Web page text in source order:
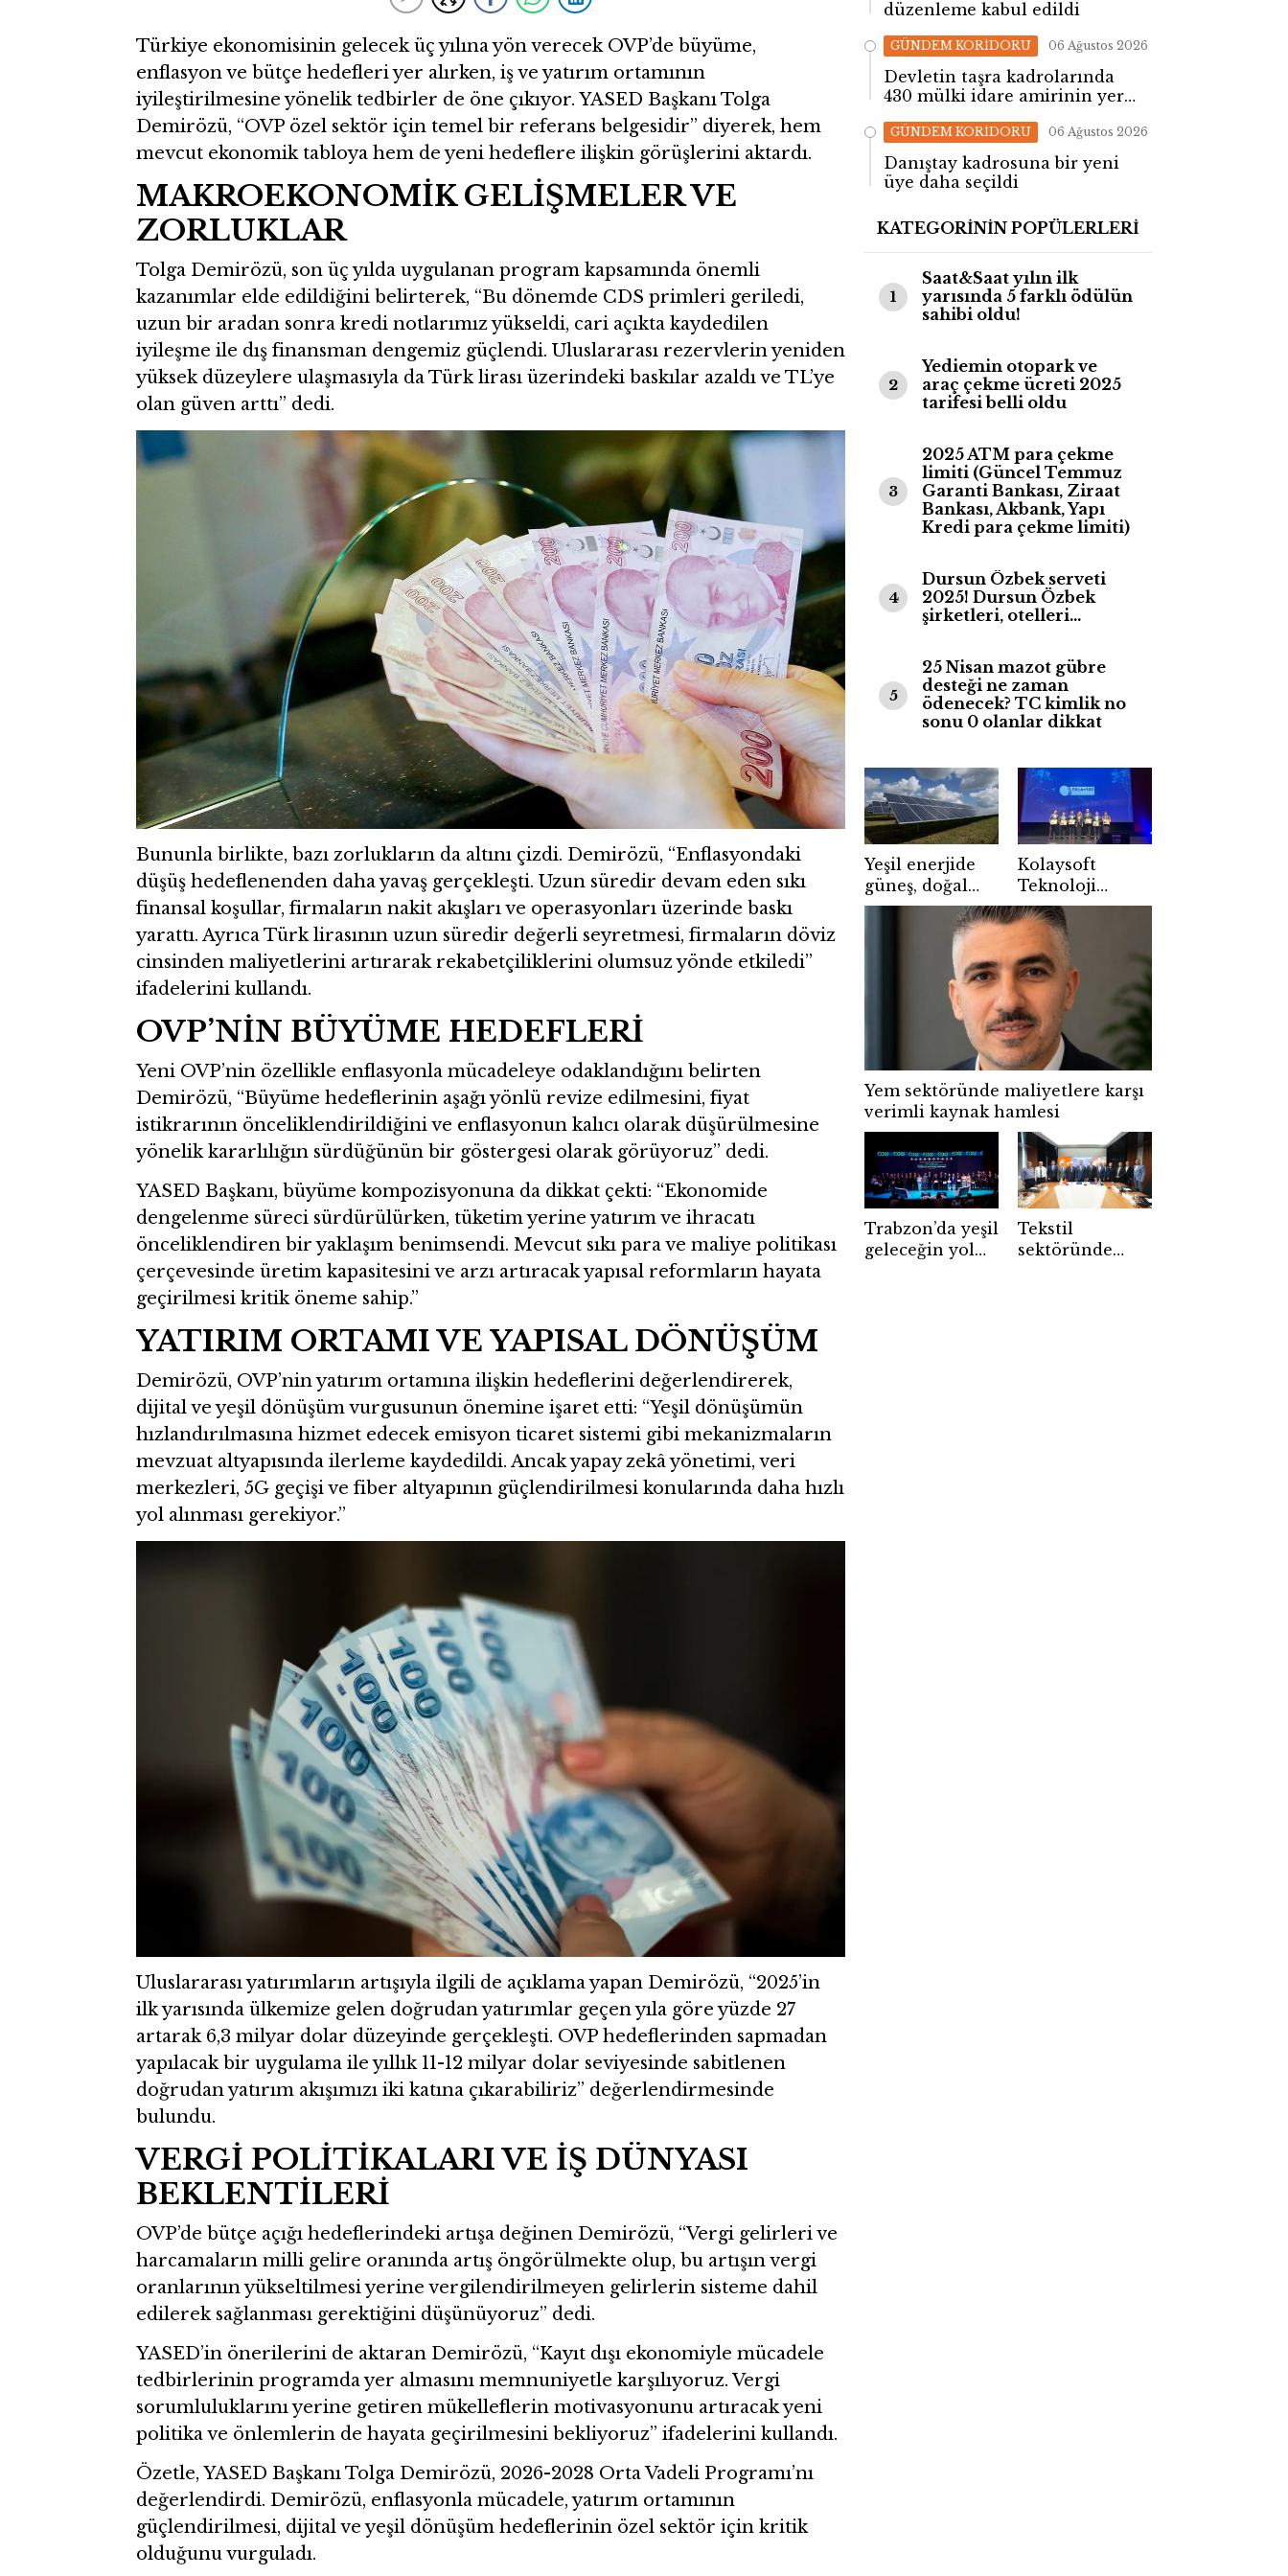
Türkiye ekonomisinin gelecek üç yılına yön verecek OVP’de büyüme,
enflasyon ve bütçe hedefleri yer alırken, iş ve yatırım ortamının
iyileştirilmesine yönelik tedbirler de öne çıkıyor. YASED Başkanı Tolga
Demirözü, “OVP özel sektör için temel bir referans belgesidir” diyerek, hem
mevcut ekonomik tabloya hem de yeni hedeflere ilişkin görüşlerini aktardı.
MAKROEKONOMİK GELİŞMELER VE
ZORLUKLAR
Tolga Demirözü, son üç yılda uygulanan program kapsamında önemli
kazanımlar elde edildiğini belirterek, “Bu dönemde CDS primleri geriledi,
uzun bir aradan sonra kredi notlarımız yükseldi, cari açıkta kaydedilen
iyileşme ile dış finansman dengemiz güçlendi. Uluslararası rezervlerin yeniden
yüksek düzeylere ulaşmasıyla da Türk lirası üzerindeki baskılar azaldı ve TL’ye
olan güven arttı” dedi.
Bununla birlikte, bazı zorlukların da altını çizdi. Demirözü, “Enflasyondaki
düşüş hedeflenenden daha yavaş gerçekleşti. Uzun süredir devam eden sıkı
finansal koşullar, firmaların nakit akışları ve operasyonları üzerinde baskı
yarattı. Ayrıca Türk lirasının uzun süredir değerli seyretmesi, firmaların döviz
cinsinden maliyetlerini artırarak rekabetçiliklerini olumsuz yönde etkiledi”
ifadelerini kullandı.
OVP’NİN BÜYÜME HEDEFLERİ
Yeni OVP’nin özellikle enflasyonla mücadeleye odaklandığını belirten
Demirözü, “Büyüme hedeflerinin aşağı yönlü revize edilmesini, fiyat
istikrarının önceliklendirildiğini ve enflasyonun kalıcı olarak düşürülmesine
yönelik kararlılığın sürdüğünün bir göstergesi olarak görüyoruz” dedi.
YASED Başkanı, büyüme kompozisyonuna da dikkat çekti: “Ekonomide
dengelenme süreci sürdürülürken, tüketim yerine yatırım ve ihracatı
önceliklendiren bir yaklaşım benimsendi. Mevcut sıkı para ve maliye politikası
çerçevesinde üretim kapasitesini ve arzı artıracak yapısal reformların hayata
geçirilmesi kritik öneme sahip.”
YATIRIM ORTAMI VE YAPISAL DÖNÜŞÜM
Demirözü, OVP’nin yatırım ortamına ilişkin hedeflerini değerlendirerek,
dijital ve yeşil dönüşüm vurgusunun önemine işaret etti: “Yeşil dönüşümün
hızlandırılmasına hizmet edecek emisyon ticaret sistemi gibi mekanizmaların
mevzuat altyapısında ilerleme kaydedildi. Ancak yapay zekâ yönetimi, veri
merkezleri, 5G geçişi ve fiber altyapının güçlendirilmesi konularında daha hızlı
yol alınması gerekiyor.”
Uluslararası yatırımların artışıyla ilgili de açıklama yapan Demirözü, “2025’in
ilk yarısında ülkemize gelen doğrudan yatırımlar geçen yıla göre yüzde 27
artarak 6,3 milyar dolar düzeyinde gerçekleşti. OVP hedeflerinden sapmadan
yapılacak bir uygulama ile yıllık 11-12 milyar dolar seviyesinde sabitlenen
doğrudan yatırım akışımızı iki katına çıkarabiliriz” değerlendirmesinde
bulundu.
VERGİ POLİTİKALARI VE İŞ DÜNYASI
BEKLENTİLERİ
OVP’de bütçe açığı hedeflerindeki artışa değinen Demirözü, “Vergi gelirleri ve
harcamaların milli gelire oranında artış öngörülmekte olup, bu artışın vergi
oranlarının yükseltilmesi yerine vergilendirilmeyen gelirlerin sisteme dahil
edilerek sağlanması gerektiğini düşünüyoruz” dedi.
YASED’in önerilerini de aktaran Demirözü, “Kayıt dışı ekonomiyle mücadele
tedbirlerinin programda yer almasını memnuniyetle karşılıyoruz. Vergi
sorumluluklarını yerine getiren mükelleflerin motivasyonunu artıracak yeni
politika ve önlemlerin de hayata geçirilmesini bekliyoruz” ifadelerini kullandı.
Özetle, YASED Başkanı Tolga Demirözü, 2026-2028 Orta Vadeli Programı’nı
değerlendirdi. Demirözü, enflasyonla mücadele, yatırım ortamının
güçlendirilmesi, dijital ve yeşil dönüşüm hedeflerinin özel sektör için kritik
olduğunu vurguladı.
düzenleme kabul edildi
GÜNDEM KORİDORU 06 Ağustos 2026
Devletin taşra kadrolarında
430 mülki idare amirinin yeri
GÜNDEM KORİDORU 06 Ağustos 2026
Danıştay kadrosuna bir yeni
üye daha seçildi
KATEGORİNİN POPÜLERLERİ
1
Saat&Saat yılın ilk
yarısında 5 farklı ödülün
sahibi oldu!
2
Yediemin otopark ve
araç çekme ücreti 2025
tarifesi belli oldu
3
2025 ATM para çekme
limiti (Güncel Temmuz
Garanti Bankası, Ziraat
Bankası, Akbank, Yapı
Kredi para çekme limiti)
4
Dursun Özbek serveti
2025! Dursun Özbek
şirketleri, otelleri…
5
25 Nisan mazot gübre
desteği ne zaman
ödenecek? TC kimlik no
sonu 0 olanlar dikkat
Yeşil enerjide
güneş, doğal
gazı geçti
Kolaysoft
Teknoloji
Bilişim500’de
beşinci kez
birinci seçildi
Yem sektöründe maliyetlere karşı
verimli kaynak hamlesi
Trabzon’da yeşil
geleceğin yol
Tekstil
sektöründe